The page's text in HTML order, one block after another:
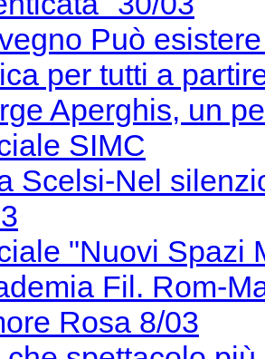
Può
per tutti a
Aperghis, un
SIMC
Scelsi-Nel
"Nuovi Spazi
Fil. Rom-
Rosa 8/03